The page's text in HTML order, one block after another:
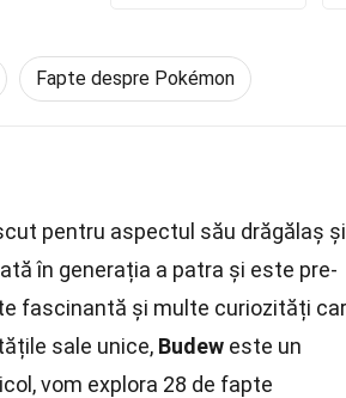
Fapte despre Pokémon
pentru aspectul său drăgălaș și
în generația a patra și este pre-
fascinantă și multe curiozități
sale unice, Budew este un
vom explora 28 de fapte